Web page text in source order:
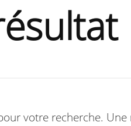
votre recherche.